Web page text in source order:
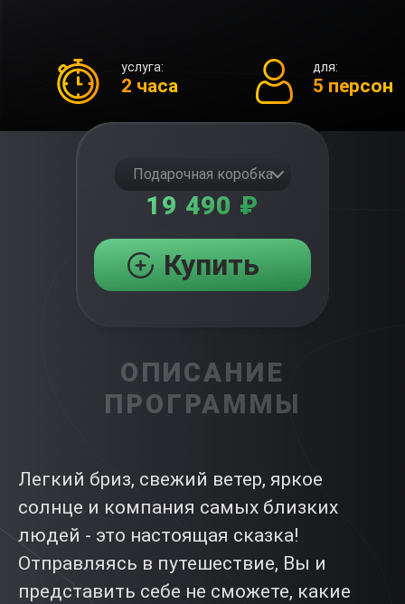
услуга:
2 часа
для:
5 персон
Подарочная коробка
19 490 ₽
Купить
ОПИСАНИЕ
ПРОГРАММЫ
Легкий бриз, свежий ветер, яркое
солнце и компания самых близких
людей - это настоящая сказка!
Отправляясь в путешествие, Вы и
представить себе не сможете, какие